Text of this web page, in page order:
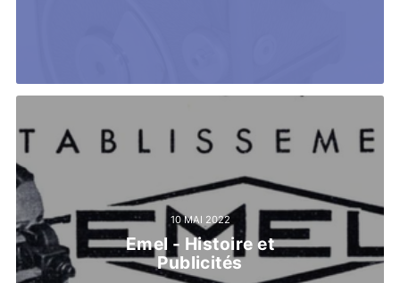
10 MAI 2022
Emel - Histoire et
Publicités